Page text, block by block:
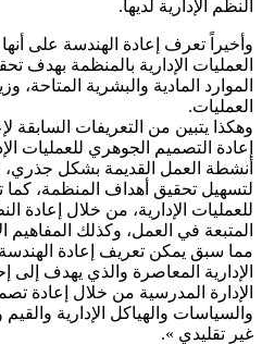
النظم الإدارية لديها.
وأخيراً تعرف إعادة الهندسة على
العمليات الإدارية بالمنظمة بهدف
الموارد المادية والبشرية المتاحة،
العمليات.
وهكذا يتبين من التعريفات السابقة
إعادة التصميم الجوهري للعمليات
أنشطة العمل القديمة بشكل جذري،
لتسهيل تحقيق أهداف المنظمة،
للعمليات الإدارية، من خلال إعادة
المتبعة في العمل، وكذلك المفاهيم
مما سبق يمكن تعريف إعادة الهندسة
الإدارية المعاصرة والذي يهدف
الإدارة المدرسية من خلال إعادة
والسياسات والهياكل الإدارية
غير تقليدي ».